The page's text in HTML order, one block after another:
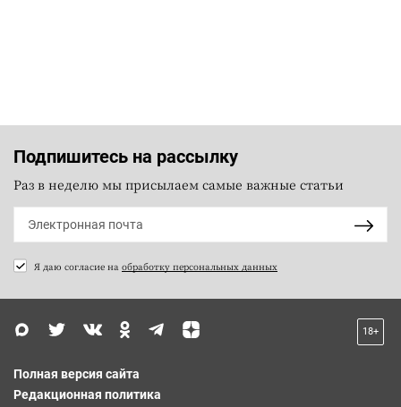
Подпишитесь на рассылку
Раз в неделю мы присылаем самые важные статьи
Я даю согласие на обработку персональных данных
18+
Полная версия сайта
Редакционная политика